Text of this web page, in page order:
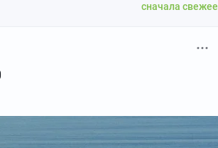
сначала свежее